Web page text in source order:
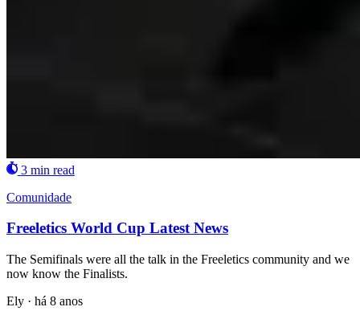
3 min read
Comunidade
Freeletics World Cup Latest News
The Semifinals were all the talk in the Freeletics community and we
now know the Finalists.
Ely · há 8 anos